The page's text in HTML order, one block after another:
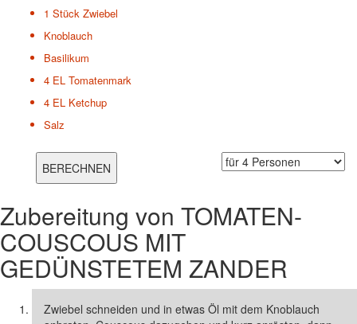
1 Stück Zwiebel
Knoblauch
Basilikum
4 EL Tomatenmark
4 EL Ketchup
Salz
Zubereitung von TOMATEN-
COUSCOUS MIT
GEDÜNSTETEM ZANDER
Zwiebel schneiden und in etwas Öl mit dem Knoblauch